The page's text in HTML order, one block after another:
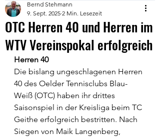
OTC Herren 40 und Herren im
WTV Vereinspokal erfolgreich
Bernd Stehmann
9. Sept. 2025 2 Min. Lesezeit
Herren 40
Die bislang ungeschlagenen Herren
40 des Oelder Tennisclubs Blau-
Weiß (OTC) haben ihr drittes
Saisonspiel in der Kreisliga beim TC
Geithe erfolgreich bestritten. Nach
Siegen von Maik Langenberg,